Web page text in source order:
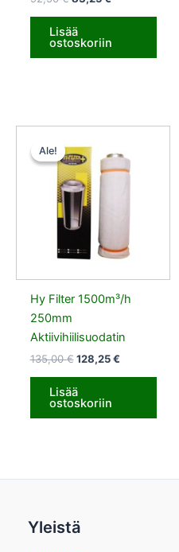
Lisää
ostoskoriin
Ale!
Ale!
Hy Filter 1500m³/h
250mm
Aktiivihiilisuodatin
135,00€
hinta
oli:
135,00 €.
128,25€
on:
128,25 €.
Lisää
ostoskoriin
Yleistä